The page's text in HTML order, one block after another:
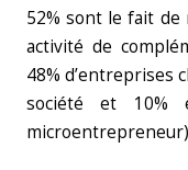
52% sont le fait
activité de
48% d’entreprises
société et 10%